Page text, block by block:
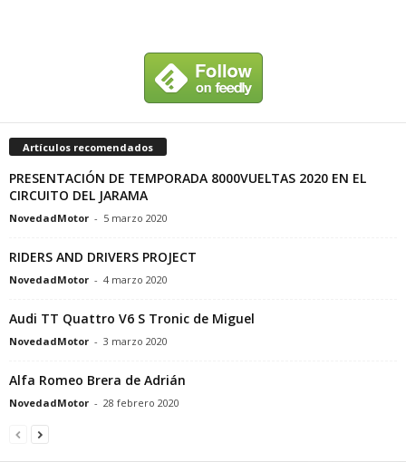
Artículos recomendados
PRESENTACIÓN DE TEMPORADA 8000VUELTAS 2020 EN EL
CIRCUITO DEL JARAMA
NovedadMotor - 5 marzo 2020
RIDERS AND DRIVERS PROJECT
NovedadMotor - 4 marzo 2020
Audi TT Quattro V6 S Tronic de Miguel
NovedadMotor - 3 marzo 2020
Alfa Romeo Brera de Adrián
NovedadMotor - 28 febrero 2020